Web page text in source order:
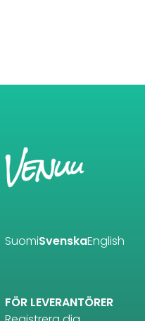
SuomiSvenskaEnglish
FÖR LEVERANTÖRER